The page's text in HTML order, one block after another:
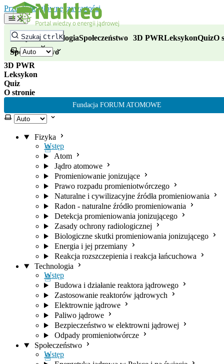
Przejdź do głównej zawartości
Szukaj CtrlK
FizykaTechnologiaSpołeczeństwo 3D PWRLeksykonQuizO
Wybierz motyw
Fizyka
Wstęp
Atom
Jądro atomowe
Promieniowanie jonizujące
Prawo rozpadu promieniotwórczego
Naturalne i cywilizacyjne źródła promieniowania
Radon - naturalne źródło promieniowania
Detekcja promieniowania jonizującego
Zasady ochrony radiologicznej
Biologiczne skutki promieniowania jonizującego
Energia i jej przemiany
Reakcja rozszczepienia i reakcja łańcuchowa
Technologia
Wstęp
Budowa i działanie reaktora jądrowego
Zastosowanie reaktorów jądrowych
Elektrownie jądrowe
Paliwo jądrowe
Bezpieczeństwo w elektrowni jądrowej
Odpady promieniotwórcze
Społeczeństwo
Wstęp
Fizyka
Technologia
Społeczeństwo
3D PWR
Leksykon
Quiz
O stronie
Fundacja FORUM ATOMOWE
Wybierz motyw